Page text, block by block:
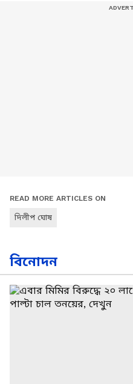
READ MORE ARTICLES ON
দিলীপ ঘোষ
বিনোদন